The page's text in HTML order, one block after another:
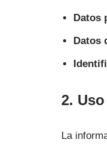
Datos
Datos
2.
La